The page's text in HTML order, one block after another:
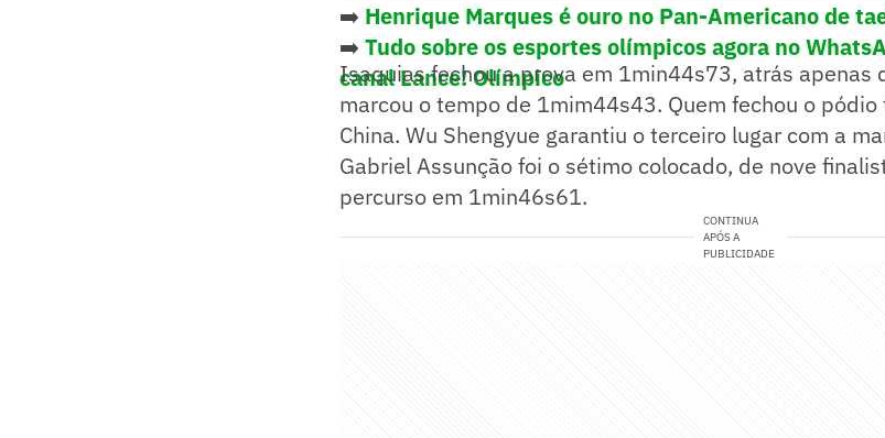
➡️ Henrique Marques é ouro no Pan-Americano de
➡️ Tudo sobre os esportes olímpicos agora no
canal Lance! Olímpico
Isaquias fechou a prova em 1min44s73, atrás apenas
marcou o tempo de 1mim44s43. Quem fechou o
China. Wu Shengyue garantiu o terceiro lugar com a
Gabriel Assunção foi o sétimo colocado, de nove
percurso em 1min46s61.
CONTINUA
APÓS A
PUBLICIDADE